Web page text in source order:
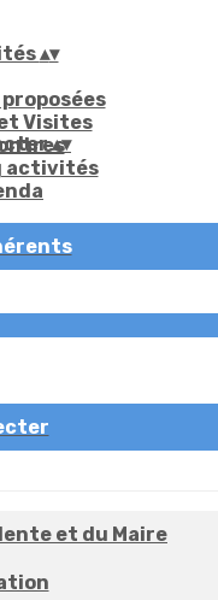
▴▾
Visites
activités
▴▾
et du Maire